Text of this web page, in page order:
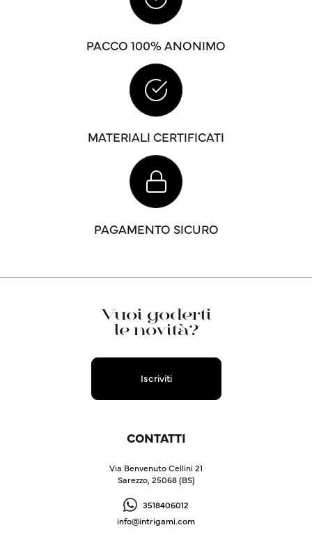
PACCO 100% ANONIMO
MATERIALI CERTIFICATI
PAGAMENTO SICURO
Vuoi goderti
le novità?
Iscriviti
CONTATTI
Via Benvenuto Cellini 21
Sarezzo, 25068 (BS)
3518406012
info@intrigami.com